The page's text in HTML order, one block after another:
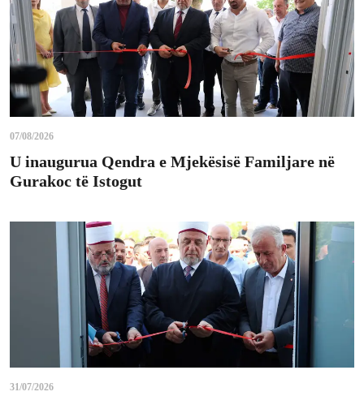
07/08/2026
U inaugurua Qendra e Mjekësisë Familjare në
Gurakoc të Istogut
31/07/2026